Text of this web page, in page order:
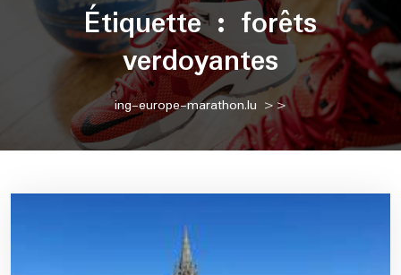
Étiquette : forêts
verdoyantes
ing-europe-marathon.lu >>